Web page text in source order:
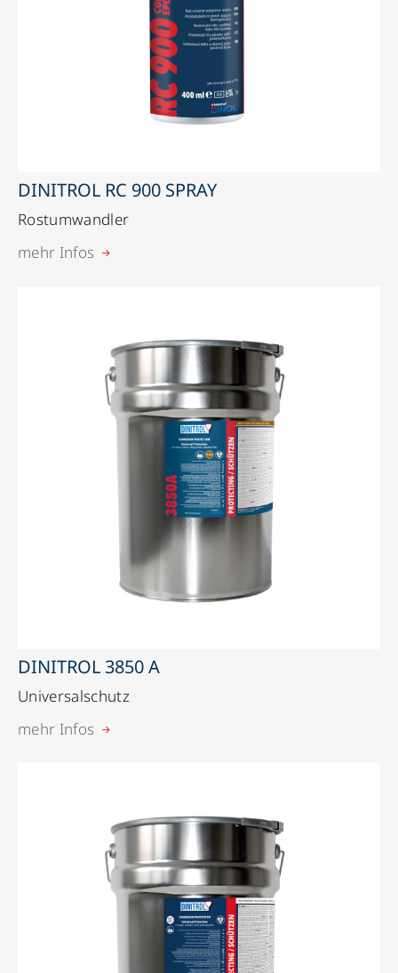
DINITROL RC 900 SPRAY
Rostumwandler
mehr Infos
DINITROL 3850 A
Universalschutz
mehr Infos